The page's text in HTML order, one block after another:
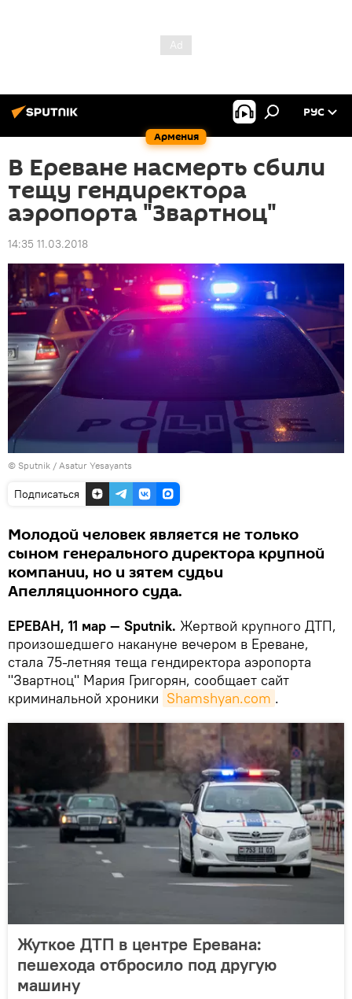
Армения
РУС
В Ереване насмерть сбили
тещу гендиректора
аэропорта "Звартноц"
14:35 11.03.2018
© Sputnik / Asatur Yesayants
Подписаться
Молодой человек является не только
сыном генерального директора крупной
компании, но и зятем судьи
Апелляционного суда.
ЕРЕВАН, 11 мар — Sputnik. Жертвой крупного ДТП,
произошедшего накануне вечером в Ереване,
стала 75-летняя теща гендиректора аэропорта
"Звартноц" Мария Григорян, сообщает сайт
криминальной хроники Shamshyan.com .
Жуткое ДТП в центре Еревана:
пешехода отбросило под другую
машину